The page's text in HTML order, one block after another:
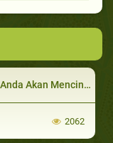
Akan Mencintainya
2062